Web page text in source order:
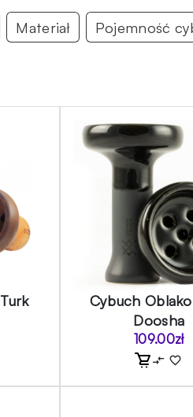
Materiał Pojemność
Cybuch
Doosha
109.00zł